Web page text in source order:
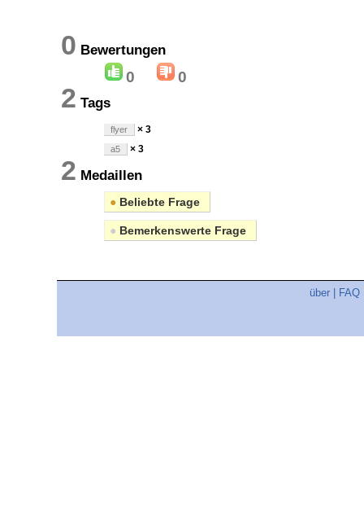
0 Bewertungen
0 0
2 Tags
flyer × 3
a5 × 3
2 Medaillen
● Beliebte Frage
● Bemerkenswerte Frage
über FAQ